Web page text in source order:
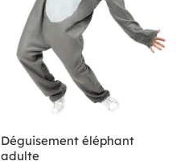
Déguisement éléphant
adulte